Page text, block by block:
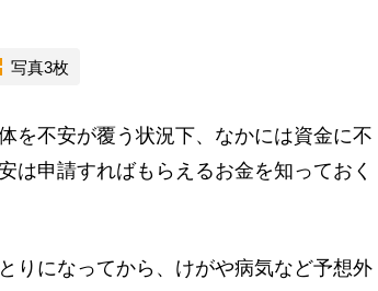
写真3枚
を不安が覆う状況下、なかには資金に不
は申請すればもらえるお金を知っておく
りになってから、けがや病気など予想外